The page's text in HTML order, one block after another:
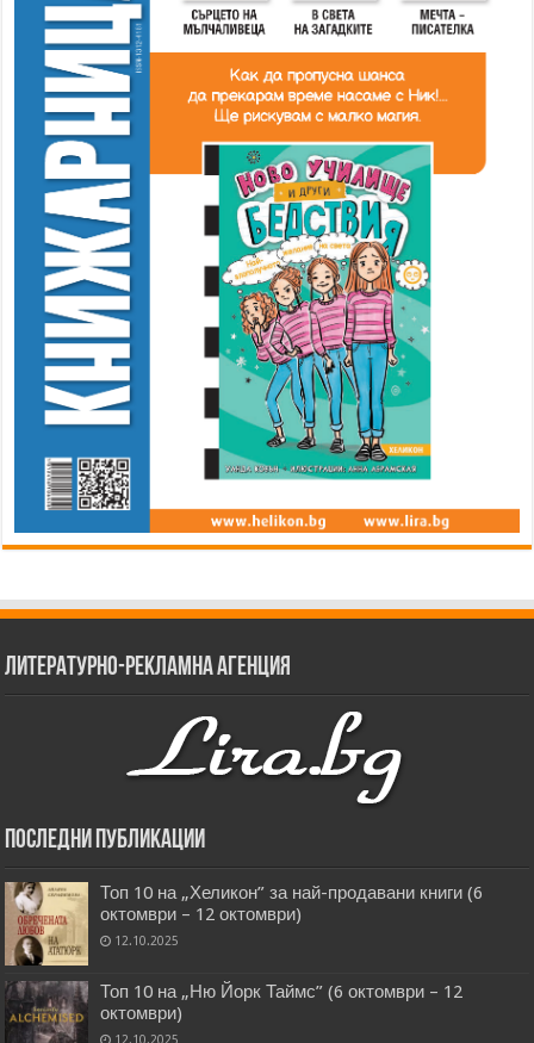
Литературно-рекламна агенция
Последни публикации
Топ 10 на „Хеликон” за най-продавани книги (6
октомври – 12 октомври)
12.10.2025
Топ 10 на „Ню Йорк Таймс” (6 октомври – 12
октомври)
12.10.2025